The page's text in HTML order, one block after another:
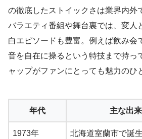
の徹底したストイックさは業界内外
バラエティ番組や舞台裏では、変人
白エピソードも豊富。例えば飲み会
音を自在に操るという特技まで持っ
ャップがファンにとっても魅力のひ
年代 主な出
1973年 北海道室蘭市で誕生